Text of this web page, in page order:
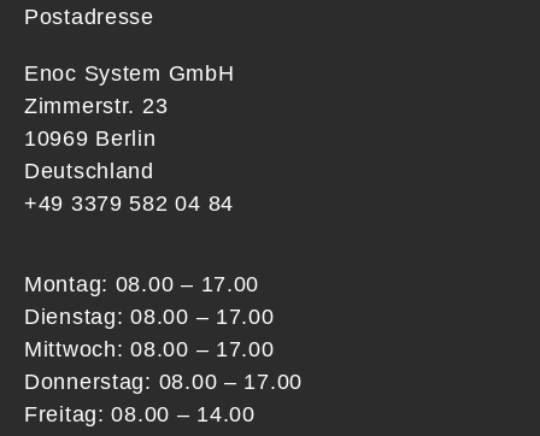
Postadresse
Enoc System GmbH
Zimmerstr. 23
10969 Berlin
Deutschland
+49 3379 582 04 84
Montag: 08.00 – 17.00
Dienstag: 08.00 – 17.00
Mittwoch: 08.00 – 17.00
Donnerstag: 08.00 – 17.00
Freitag: 08.00 – 14.00